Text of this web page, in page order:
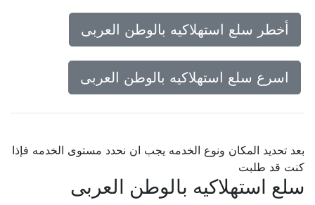
أخطر سلع استهلاكيه بالوطن العربى
اسرع سلع استهلاكيه بالوطن العربى
بعد تحديد المكان ونوع الخدمه يجب ان نحدد مستوى الخدمه فإذا
كنت قد طلبت
سلع استهلاكيه بالوطن العربى